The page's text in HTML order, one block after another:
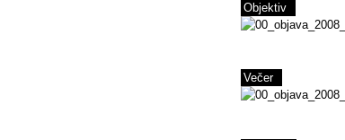
Objektiv
Večer